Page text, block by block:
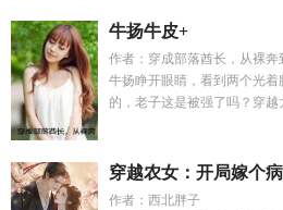
牛扬牛皮+
作者：穿成部落酋长，从裸
牛扬睁开眼睛，看到两个光
的，老子这是被强了吗？穿
穿越农女：开局嫁个
作者：西北胖子